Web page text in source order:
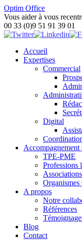
Optim Office
Vous aider à vous
00 33 (0)9 51 91 39 01
Accueil
Expertises
Commercial
Digital
Accompagnement
TPE-PME
Professions
Organismes
A propos
Notre
Références
Blog
Contact